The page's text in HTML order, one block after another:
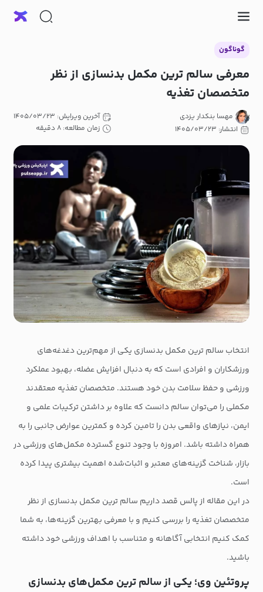
گوناگون
معرفی سالم ترین مکمل بدنسازی از نظر
متخصصان تغذیه
مهسا بنکدار یزدی
انتشار: ۱۴۰۵/۰۳/۲۳
آخرین ویرایش: ۱۴۰۵/۰۳/۲۳
زمان مطالعه: ۸ دقیقه
انتخاب سالم ترین مکمل بدنسازی یکی از مهم‌ترین دغدغه‌های
ورزشکاران و افرادی است که به دنبال افزایش عضله، بهبود عملکرد
ورزشی و حفظ سلامت بدن خود هستند. متخصصان تغذیه معتقدند
مکملی را می‌توان سالم دانست که علاوه بر داشتن ترکیبات علمی و
ایمن، نیازهای واقعی بدن را تامین کرده و کمترین عوارض جانبی را به
همراه داشته باشد. امروزه با وجود تنوع گسترده مکمل‌های ورزشی در
بازار، شناخت گزینه‌های معتبر و اثبات‌شده اهمیت بیشتری پیدا کرده
است.
در این مقاله از پالس قصد داریم سالم ترین مکمل بدنسازی از نظر
متخصصان تغذیه را بررسی کنیم و با معرفی بهترین گزینه‌ها، به شما
کمک کنیم انتخابی آگاهانه و متناسب با اهداف ورزشی خود داشته
باشید.
پروتئین وی؛ یکی از سالم ترین مکمل‌های بدنسازی